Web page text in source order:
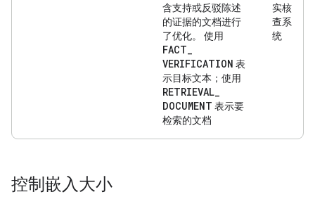
含支持或反驳陈述
的证据的文档进行
了优化。 使用
FACT_
VERIFICATION 表
示目标文本；使用
RETRIEVAL_
DOCUMENT 表示要
检索的文档
实核
查系
统
控制嵌入大小